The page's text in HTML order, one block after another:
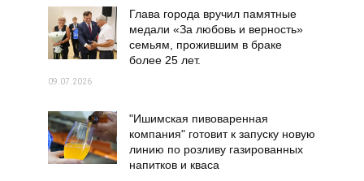
Глава города вручил памятные
медали «За любовь и верность»
семьям, прожившим в браке
более 25 лет.
09.07.2026
"Ишимская пивоваренная
компания" готовит к запуску новую
линию по розливу газированных
напитков и кваса